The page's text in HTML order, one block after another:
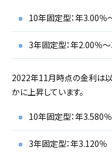
10年固定型：年3.00％
3年固定型：年2.00％
2022年11月時点の金利は
かに上昇しています。
10年固定型：年3.580％
3年固定型：年3.120％